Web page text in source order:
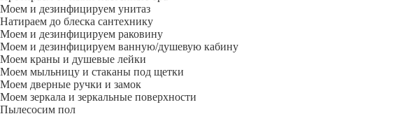
Моем и дезинфицируем унитаз
Натираем до блеска сантехнику
Моем и дезинфицируем раковину
Моем и дезинфицируем ванную/душевую кабину
Моем краны и душевые лейки
Моем мыльницу и стаканы под щетки
Моем дверные ручки и замок
Моем зеркала и зеркальные поверхности
Пылесосим пол